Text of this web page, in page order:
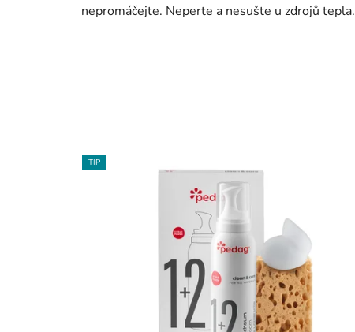
nepromáčejte. Neperte a nesušte u zdrojů tepla.
TIP